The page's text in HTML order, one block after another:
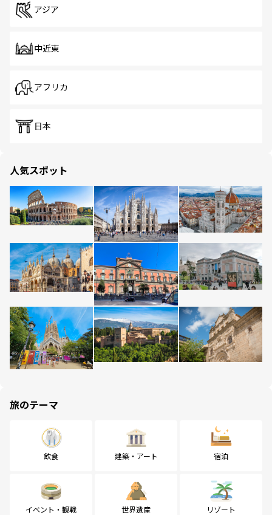
アジア
中近東
アフリカ
日本
人気スポット
旅のテーマ
飲食 建築・アート 宿泊
イベント・観戦 世界遺産 リゾート